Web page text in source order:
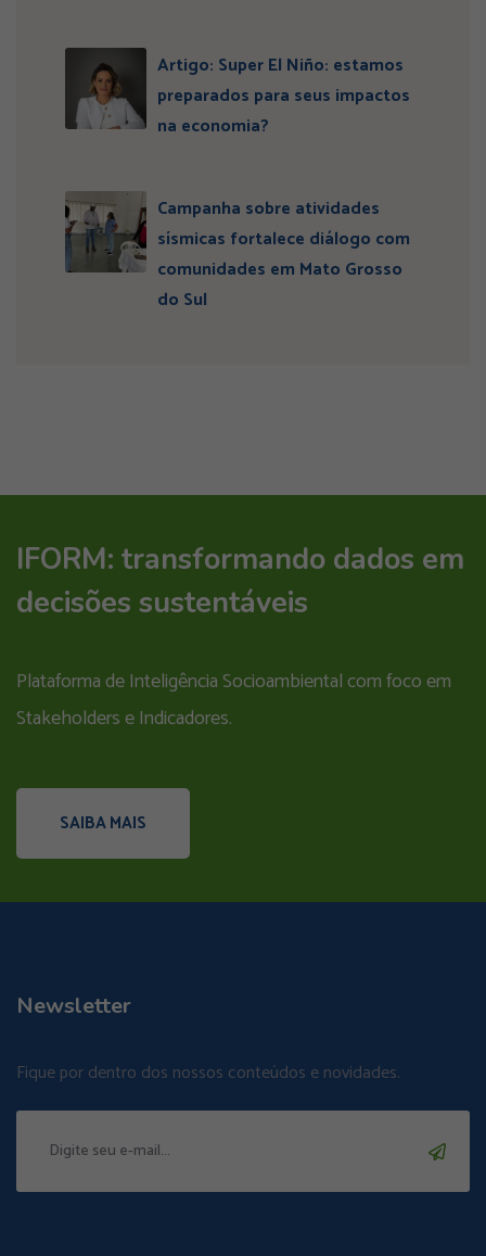
Artigo: Super El Niño: estamos
preparados para seus impactos
na economia?
Campanha sobre atividades
sísmicas fortalece diálogo com
comunidades em Mato Grosso
do Sul
IFORM: transformando dados em
decisões sustentáveis
Plataforma de Inteligência Socioambiental com foco em
Stakeholders e Indicadores.
SAIBA MAIS
Newsletter
Fique por dentro dos nossos conteúdos e novidades.